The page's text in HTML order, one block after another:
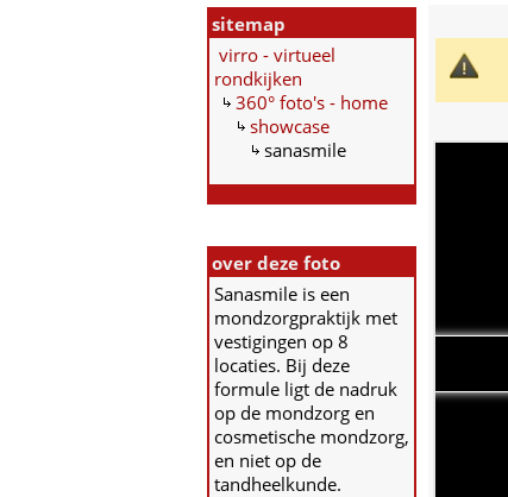
sitemap
virro - virtueel
rondkijken
360° foto's - home
showcase
sanasmile
over deze foto
Sanasmile is een
mondzorgpraktijk met
vestigingen op 8
locaties. Bij deze
formule ligt de nadruk
op de mondzorg en
cosmetische mondzorg,
en niet op de
tandheelkunde.